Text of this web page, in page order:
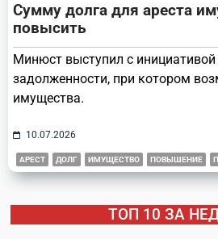
Сумму долга для ареста
повысить
Минюст выступил с
задолженности, при котором
имущества.
10.07.2026
АРЕСТ ДОЛГ ИМУЩЕСТВО ПОВЫШЕНИЕ
ТОП 10 ЗА